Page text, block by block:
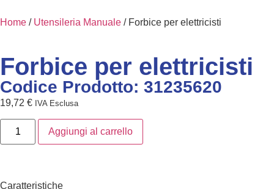
Home / Utensileria Manuale / Forbice per elettricisti
Forbice per elettricisti
Codice Prodotto: 31235620
19,72 € IVA Esclusa
Aggiungi al carrello
Caratteristiche